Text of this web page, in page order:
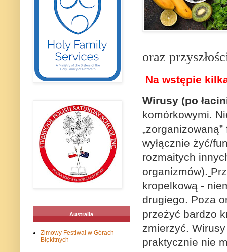
oraz
Na wstępie
Wirusy (po
komórkowymi.
wyłącznie żyć/
rozmaitych
organizmów).
kropelkową -
drugiego. Poza
przeżyć bardzo
zmierzyć.
praktycznie nie
Australia
Zimowy Festiwal w Górach
Błękitnych